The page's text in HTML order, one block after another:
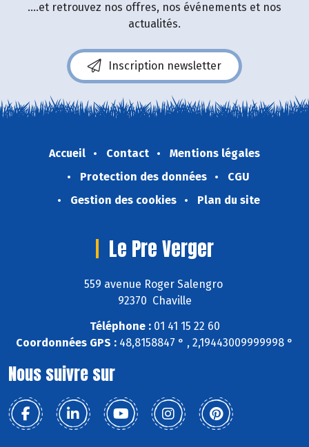
....et retrouvez nos offres, nos événements et nos
actualités.
Inscription newsletter
Accueil Contact
Mentions légales
Protection des données
CGU
Gestion des cookies
Plan du site
Le Pre Verger
559 avenue Roger Salengro
92370 Chaville
Téléphone :01 41 15 22 60
Coordonnées GPS : 48,8158847 ° , 2,19443009999998 °
Nous suivre sur